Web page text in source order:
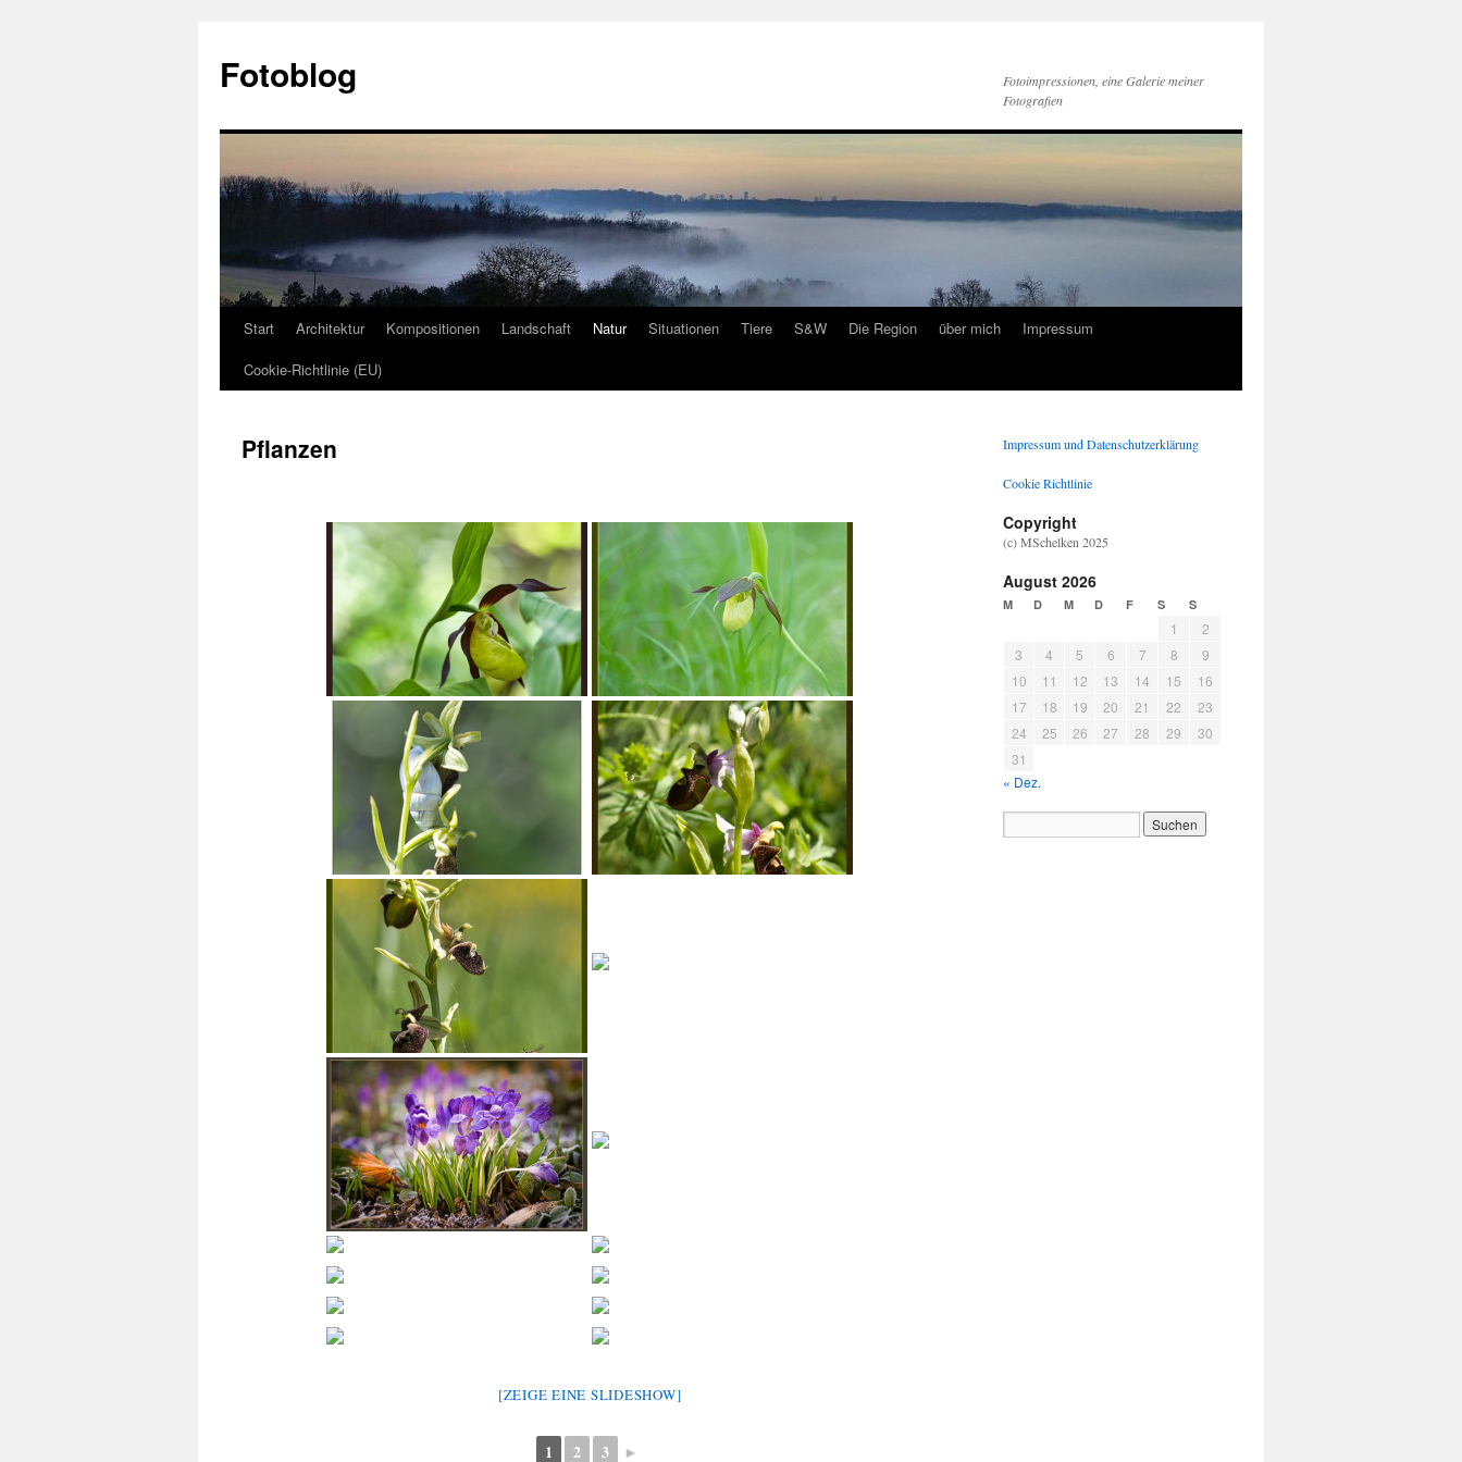
Fotoblog
Fotoimpressionen, eine Galerie meiner
Fotografien
Zum
Inhalt
Start Architektur Kompositionen Landschaft Natur Situationen Tiere S&W Die Region über mich
Impressum
Cookie-Richtlinie (EU)
Pflanzen
[ZEIGE EINE SLIDESHOW]
1 2 3 ►
Impressum und Datenschutzerklärung
Cookie Richtlinie
Copyright
(c) MSchelken 2025
August 2026
M D M D F S S
1
2
3
4 5 6 7 8
9
10
11 12 13 14 15
16
17
18 19 20 21 22
23
24
25 26 27 28 29
30
31
« Dez.